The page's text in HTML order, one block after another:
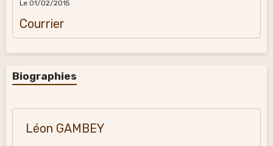
Le 01/02/2015
Courrier
Biographies
Léon GAMBEY